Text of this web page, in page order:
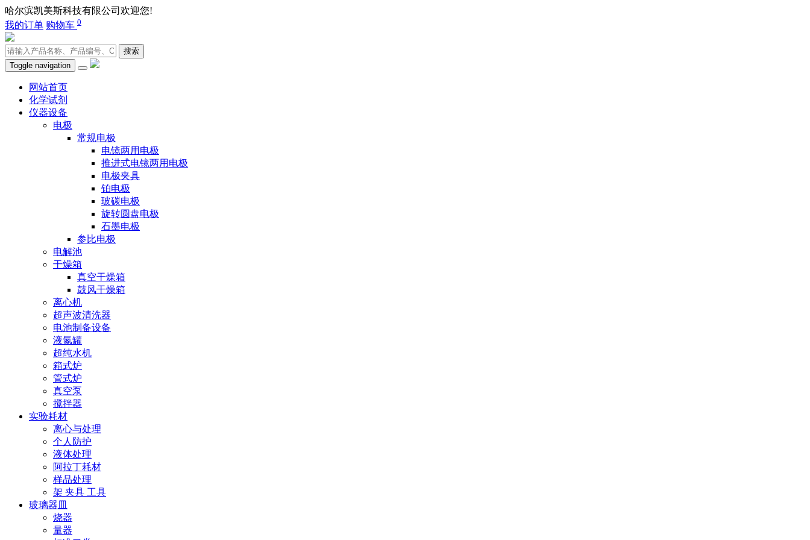
哈尔滨凯美斯科技有限公司欢迎您!
我的订单 购物车 0
搜索
Toggle navigation
网站首页
化学试剂
仪器设备
电极
常规电极
电镜两用电极
推进式电镜两用电极
电极夹具
铂电极
玻碳电极
旋转圆盘电极
石墨电极
参比电极
电解池
干燥箱
真空干燥箱
鼓风干燥箱
离心机
超声波清洗器
电池制备设备
液氮罐
超纯水机
箱式炉
管式炉
真空泵
搅拌器
实验耗材
离心与处理
个人防护
液体处理
阿拉丁耗材
样品处理
架 夹具 工具
玻璃器皿
烧器
量器